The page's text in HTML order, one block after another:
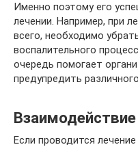
Именно поэтому его
лечении. Например, при
всего, необходимо
воспалительного
очередь помогает
предупредить
Взаимодействие
Если проводится